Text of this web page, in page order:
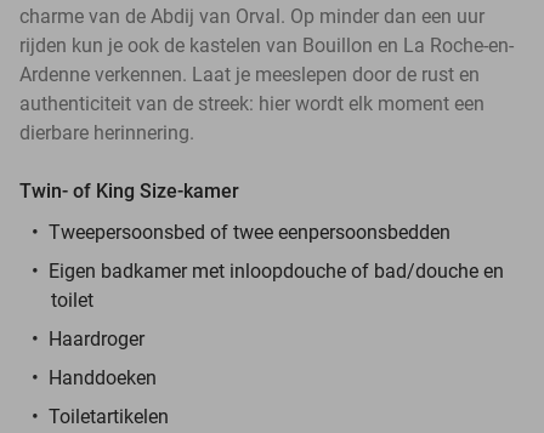
charme van de Abdij van Orval. Op minder dan een uur
rijden kun je ook de kastelen van Bouillon en La Roche-en-
Ardenne verkennen. Laat je meeslepen door de rust en
authenticiteit van de streek: hier wordt elk moment een
dierbare herinnering.
Twin- of King Size-kamer
Tweepersoonsbed of twee eenpersoonsbedden
Eigen badkamer met inloopdouche of bad/douche en
toilet
Haardroger
Handdoeken
Toiletartikelen